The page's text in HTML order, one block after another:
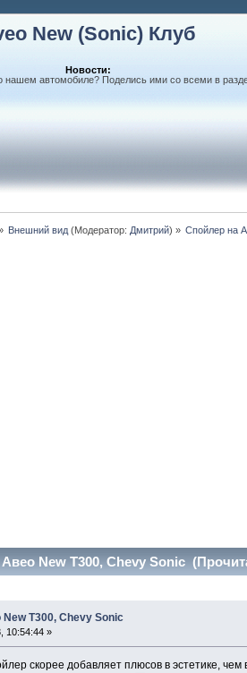
New (Sonic) Клуб
Новости:
нашем автомобиле? Поделись ими со всеми в
Внешний вид(Модератор: Дмитрий) » Спойлер на
New T300, Chevy Sonic
T300, Chevy Sonic
10:54:44 »
скорее добавляет плюсов в эстетике, чем